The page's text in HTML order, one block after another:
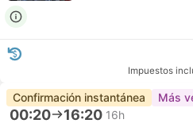
Impuestos
Confirmación instantánea Más
00:20 16:20 16h